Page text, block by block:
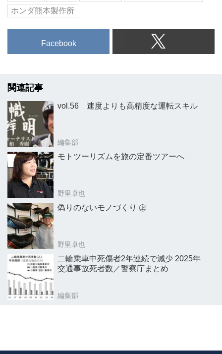
ホンダ熊本製作所
Facebook
関連記事
vol.56 速度よりも高精度な運転スキル
編集部
モトツーリズムを旅の定番ツアーへ
野里卓也
偽りのないモノづくり ㊤
野里卓也
二輪乗車中死傷者2年連続で減少 2025年
交通事故死者数／警察庁まとめ
編集部